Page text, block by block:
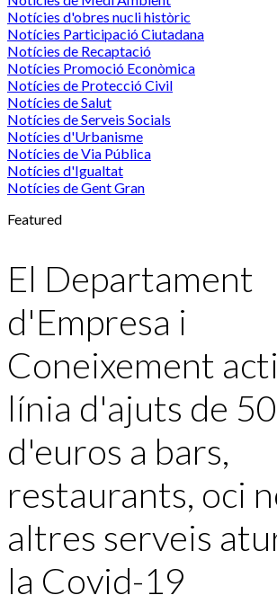
Notícies d'obres nucli històric
Notícies Participació Ciutadana
Notícies de Recaptació
Notícies Promoció Econòmica
Notícies de Protecció Civil
Notícies de Salut
Notícies de Serveis Socials
Notícies d'Urbanisme
Notícies de Via Pública
Notícies d'Igualtat
Notícies de Gent Gran
Featured
El Departament
d'Empresa i
Coneixement
línia d'ajuts de
d'euros a bars,
restaurants, oci
altres serveis
la Covid-19